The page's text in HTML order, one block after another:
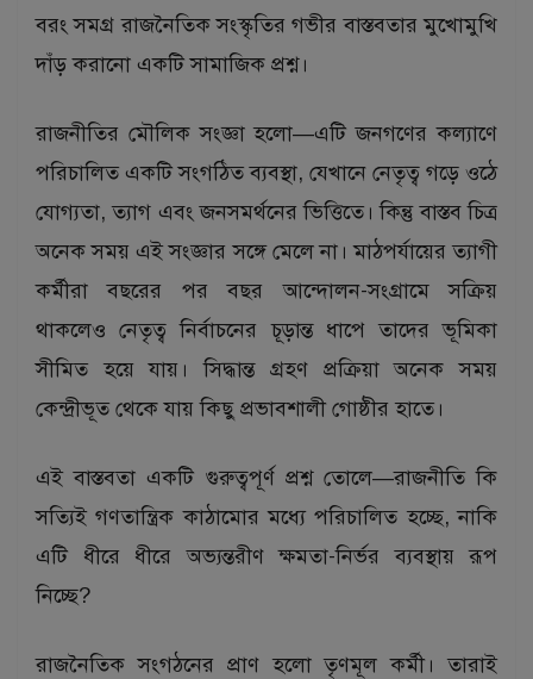
বরং সমগ্র রাজনৈতিক সংস্কৃতির গভীর বাস্তবতার মুখোমুখি
দাঁড় করানো একটি সামাজিক প্রশ্ন।
রাজনীতির মৌলিক সংজ্ঞা হলো—এটি জনগণের কল্যাণে
পরিচালিত একটি সংগঠিত ব্যবস্থা, যেখানে নেতৃত্ব গড়ে ওঠে
যোগ্যতা, ত্যাগ এবং জনসমর্থনের ভিত্তিতে। কিন্তু বাস্তব চিত্র
অনেক সময় এই সংজ্ঞার সঙ্গে মেলে না। মাঠপর্যায়ের ত্যাগী
কর্মীরা বছরের পর বছর আন্দোলন-সংগ্রামে সক্রিয়
থাকলেও নেতৃত্ব নির্বাচনের চূড়ান্ত ধাপে তাদের ভূমিকা
সীমিত হয়ে যায়। সিদ্ধান্ত গ্রহণ প্রক্রিয়া অনেক সময়
কেন্দ্রীভূত থেকে যায় কিছু প্রভাবশালী গোষ্ঠীর হাতে।
এই বাস্তবতা একটি গুরুত্বপূর্ণ প্রশ্ন তোলে—রাজনীতি কি
সত্যিই গণতান্ত্রিক কাঠামোর মধ্যে পরিচালিত হচ্ছে, নাকি
এটি ধীরে ধীরে অভ্যন্তরীণ ক্ষমতা-নির্ভর ব্যবস্থায় রূপ
নিচ্ছে?
রাজনৈতিক সংগঠনের প্রাণ হলো তৃণমূল কর্মী। তারাই